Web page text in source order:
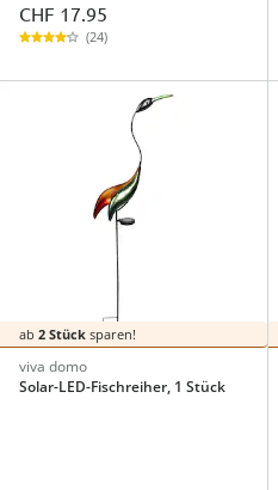
CHF 17.95
(24)
ab 2 Stück sparen!
viva domo
Solar-LED-Fischreiher, 1 Stück